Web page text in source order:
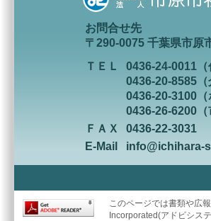
お問合せ先
〒290-0075 千葉県市原
ＴＥＬ
0436-24-0011（
0436-20-8585（
0436-20-3100
0436-26-6200
ＦＡＸ
0436-22-3031
E-Mail
info@ichihara-
このページでは書類や広
Incorporated(アドビシス